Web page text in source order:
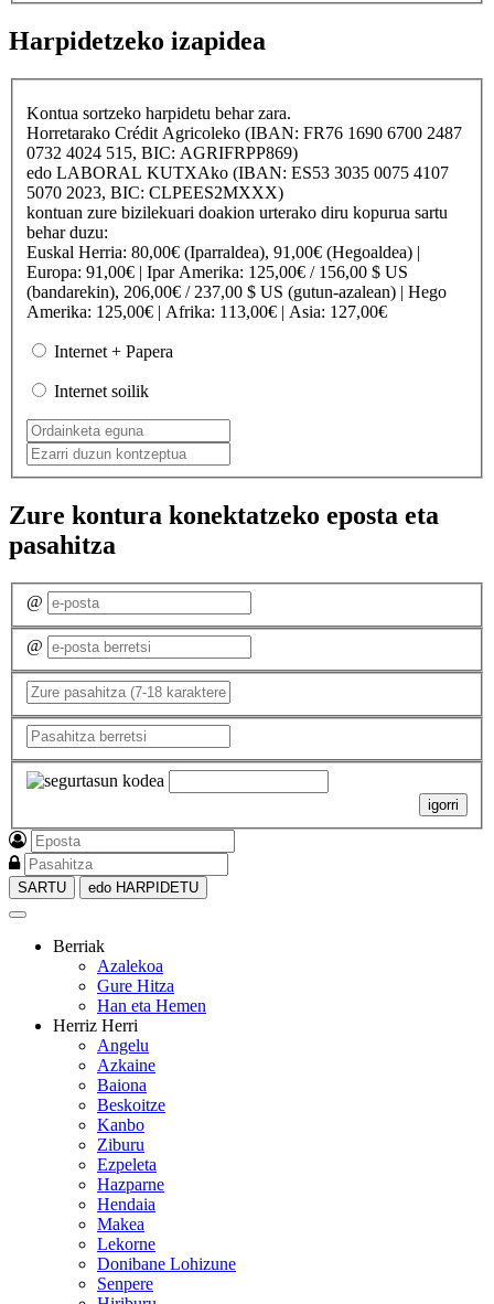
Harpidetzeko izapidea
Kontua sortzeko harpidetu behar zara.
Horretarako Crédit Agricoleko (IBAN: FR76 1690 6700 2487
0732 4024 515, BIC: AGRIFRPP869)
edo LABORAL KUTXAko (IBAN: ES53 3035 0075 4107
5070 2023, BIC: CLPEES2MXXX)
kontuan zure bizilekuari doakion urterako diru kopurua sartu
behar duzu:
Euskal Herria: 80,00€ (Iparraldea), 91,00€ (Hegoaldea) |
Europa: 91,00€ | Ipar Amerika: 125,00€ / 156,00 $ US
(bandarekin), 206,00€ / 237,00 $ US (gutun-azalean) | Hego
Amerika: 125,00€ | Afrika: 113,00€ | Asia: 127,00€
Internet + Papera
Internet soilik
Zure kontura konektatzeko eposta eta
pasahitza
@
@
igorri
SARTU edo HARPIDETU
Berriak
Azalekoa
Gure Hitza
Han eta Hemen
Herriz Herri
Angelu
Azkaine
Baiona
Beskoitze
Kanbo
Ziburu
Ezpeleta
Hazparne
Hendaia
Makea
Lekorne
Donibane Lohizune
Senpere